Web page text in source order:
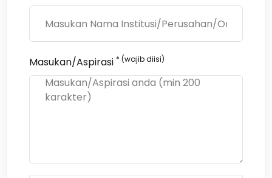
Masukan/Aspirasi * (wajib diisi)